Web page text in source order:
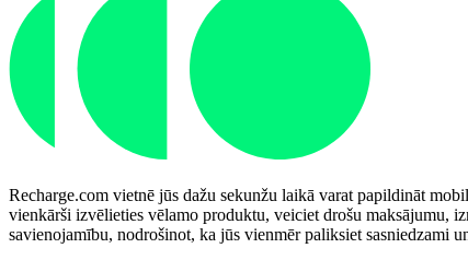
Recharge.com vietnē jūs dažu sekunžu laikā varat papildināt
vienkārši izvēlieties vēlamo produktu, veiciet drošu maksājumu,
savienojamību, nodrošinot, ka jūs vienmēr paliksiet sasniedzami